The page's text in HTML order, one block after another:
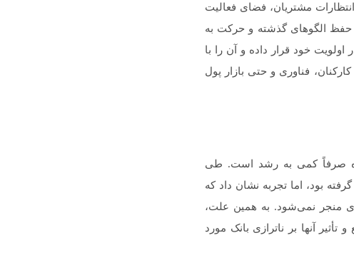
مشتریان، فضای فعالیت
حفظ الگوهای گذشته و حرکت به
خود قرار داده و آن را با
فناوری و حتی بازار پول
صرفاً کمی به رشد است. طی
بود، اما تجربه نشان داد که
منجر نمی‌شود. به همین علت،
آنها بر ناترازی بانک مورد